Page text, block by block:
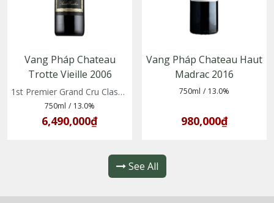
Vang Pháp Chateau
Trotte Vieille 2006
1st Premier Grand Cru Classe B
750ml / 13.0%
6,490,000₫
Vang Pháp Chateau Haut
Madrac 2016
750ml / 13.0%
980,000₫
See All